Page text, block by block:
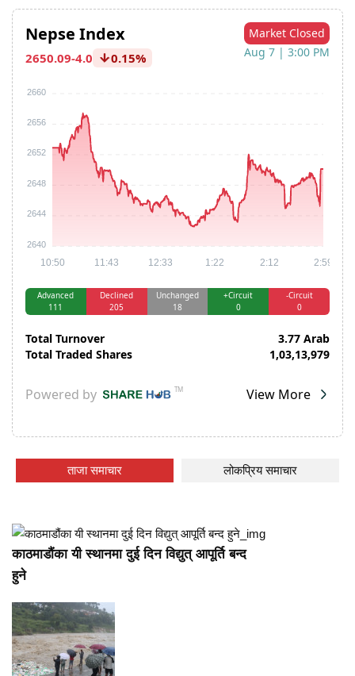
ताजा समाचार लोकप्रिय समाचार
काठमाडौंका यी स्थानमा दुई दिन विद्युत् आपूर्ति बन्द
हुने